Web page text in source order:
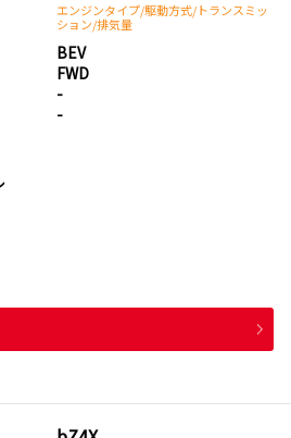
エンジンタイプ/駆動方式/トランスミッ
ション/排気量
BEV
FWD
-
-